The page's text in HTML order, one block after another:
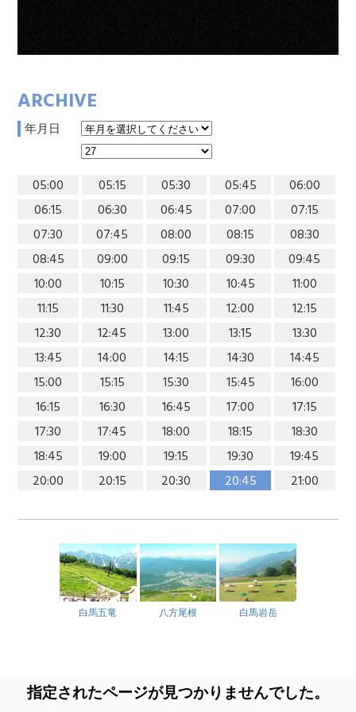
ARCHIVE
年月日
05:00 05:15 05:30 05:45
06:00
06:15
06:30 06:45 07:00
07:15
07:30
07:45 08:00 08:15
08:30
08:45
09:00 09:15 09:30
09:45
10:00
10:15 10:30 10:45
11:00
11:15
11:30 11:45 12:00
12:15
12:30
12:45 13:00 13:15
13:30
13:45
14:00 14:15 14:30
14:45
15:00
15:15 15:30 15:45
16:00
16:15
16:30 16:45 17:00
17:15
17:30
17:45 18:00 18:15
18:30
18:45
19:00 19:15 19:30
19:45
20:00
20:15 20:30 20:45 21:00
白馬五竜 八方尾根 白馬岩岳